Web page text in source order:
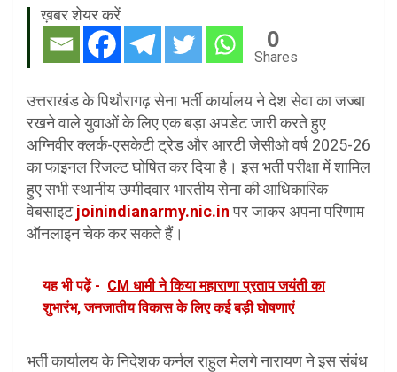
ख़बर शेयर करें
0
Shares
उत्तराखंड के पिथौरागढ़ सेना भर्ती कार्यालय ने देश सेवा का जज्बा
रखने वाले युवाओं के लिए एक बड़ा अपडेट जारी करते हुए
अग्निवीर क्लर्क-एसकेटी ट्रेड और आरटी जेसीओ वर्ष 2025-26
का फाइनल रिजल्ट घोषित कर दिया है। इस भर्ती परीक्षा में शामिल
हुए सभी स्थानीय उम्मीदवार भारतीय सेना की आधिकारिक
वेबसाइटjoinindianarmy.nic.in पर जाकर अपना परिणाम
ऑनलाइन चेक कर सकते हैं।
यह भी पढ़ें - CM धामी ने किया महाराणा प्रताप जयंती का
शुभारंभ, जनजातीय विकास के लिए कई बड़ी घोषणाएं
भर्ती कार्यालय के निदेशक कर्नल राहुल मेलगे नारायण ने इस संबंध